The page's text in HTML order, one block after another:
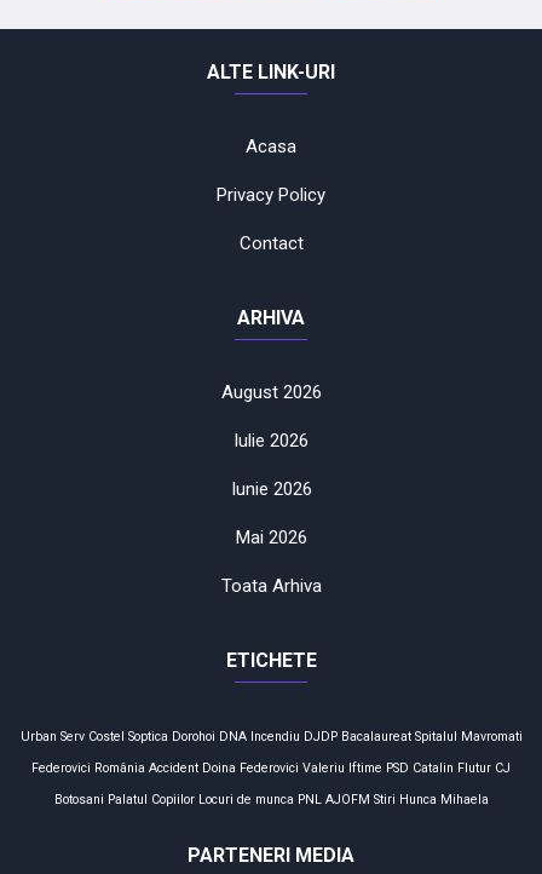
ALTE LINK-URI
Acasa
Privacy Policy
Contact
ARHIVA
August 2026
Iulie 2026
Iunie 2026
Mai 2026
Toata Arhiva
ETICHETE
Urban Serv Costel Soptica Dorohoi DNA Incendiu DJDP Bacalaureat Spitalul Mavromati
Federovici România Accident Doina Federovici Valeriu Iftime PSD Catalin Flutur CJ
Botosani Palatul Copiilor Locuri de munca PNL AJOFM Stiri Hunca Mihaela
PARTENERI MEDIA